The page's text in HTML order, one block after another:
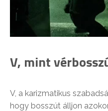
V, mint
V, a karizmatikus
hogy bosszút álljon